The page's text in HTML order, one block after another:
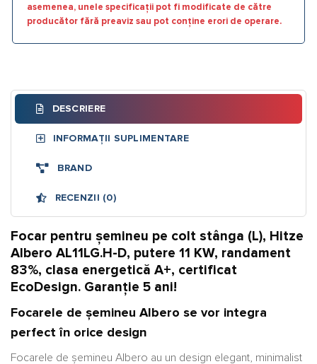
asemenea, unele specificații pot fi modificate de către
producător fără preaviz sau pot conține erori de operare.
DESCRIERE
INFORMAȚII SUPLIMENTARE
BRAND
RECENZII (0)
Focar pentru șemineu pe colt stânga (L), Hitze
Albero AL11LG.H-D, putere 11 KW, randament
83%, clasa energetică A+, certificat
EcoDesign. Garanție 5 ani!
Focarele de șemineu Albero se vor integra
perfect în orice design
Focarele de șemineu Albero au un design elegant, minimalist